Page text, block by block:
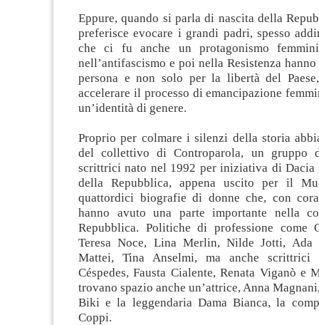
Eppure, quando si parla di nascita della
preferisce evocare i grandi padri, spesso
che ci fu anche un protagonismo
nell’antifascismo e poi nella Resistenza
persona e non solo per la libertà del
accelerare il processo di emancipazione
un’identità di genere.
Proprio per colmare i silenzi della storia
del collettivo di Controparola, un gruppo
scrittrici nato nel 1992 per iniziativa di Dacia
della Repubblica, appena uscito per il
quattordici biografie di donne che, con
hanno avuto una parte importante nella
Repubblica. Politiche di professione come
Teresa Noce, Lina Merlin, Nilde Jotti, Ada
Mattei, Tina Anselmi, ma anche scrittrici
Céspedes, Fausta Cialente, Renata Viganò e
trovano spazio anche un’attrice, Anna
Biki e la leggendaria Dama Bianca, la
Coppi.